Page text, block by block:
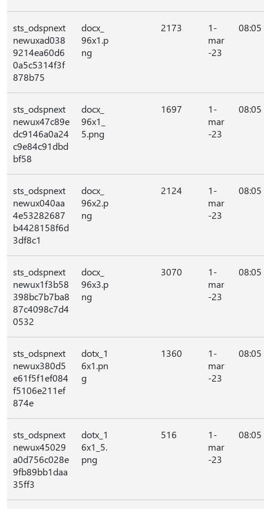
sts_odspnext
newuxad038
9214ea60d6
0a5c5314f3f
878b75
docx_
96x1.p
ng
2173
1-
mar
-23
08:05
sts_odspnext
newux47c89e
dc9146a0a24
c9e84c91dbd
bf58
docx_
96x1_
5.png
1697
1-
mar
-23
08:05
sts_odspnext
newux040aa
4e53282687
b4428158f6d
3df8c1
docx_
96x2.p
ng
2124
1-
mar
-23
08:05
sts_odspnext
newux1f3b58
398bc7b7ba8
87c4098c7d4
0532
docx_
96x3.p
ng
3070
1-
mar
-23
08:05
sts_odspnext
newux380d5
e61f5f1ef084
f5106e211ef
874e
dotx_1
6x1.pn
g
1360
1-
mar
-23
08:05
sts_odspnext
newux45029
a0d756c028e
9fb89bb1daa
35ff3
dotx_1
6x1_5.
png
516
1-
mar
-23
08:05